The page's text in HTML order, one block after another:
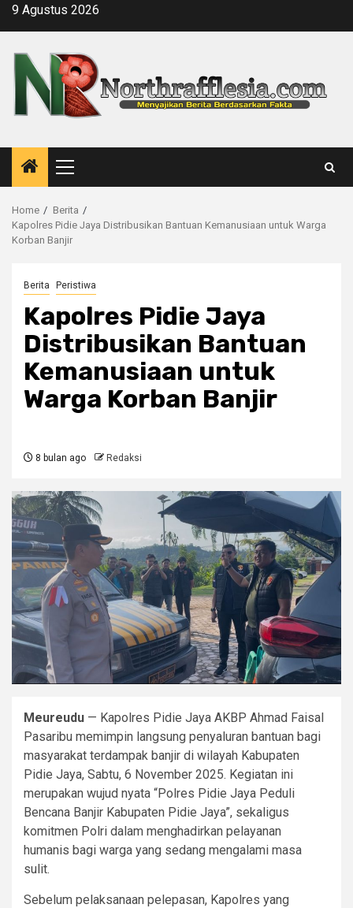
Skip9 Agustus 2026
Primary
Menu
Home
Berita
Kapolres Pidie Jaya Distribusikan Bantuan Kemanusiaan untuk Warga
Korban Banjir
Berita Peristiwa
Kapolres Pidie Jaya
Distribusikan Bantuan
Kemanusiaan untuk
Warga Korban Banjir
8 bulan ago Redaksi
Meureudu — Kapolres Pidie Jaya AKBP Ahmad Faisal
Pasaribu memimpin langsung penyaluran bantuan bagi
masyarakat terdampak banjir di wilayah Kabupaten
Pidie Jaya, Sabtu, 6 November 2025. Kegiatan ini
merupakan wujud nyata “Polres Pidie Jaya Peduli
Bencana Banjir Kabupaten Pidie Jaya”, sekaligus
komitmen Polri dalam menghadirkan pelayanan
humanis bagi warga yang sedang mengalami masa
sulit.
Sebelum pelaksanaan pelepasan, Kapolres yang